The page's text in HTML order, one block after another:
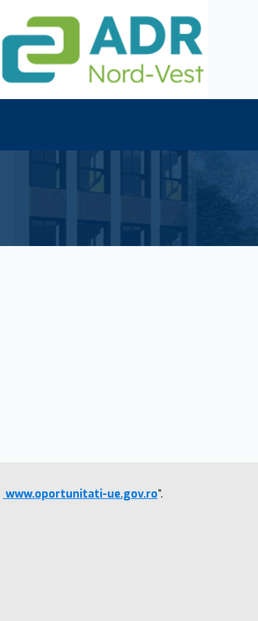
www.oportunitati-ue.gov.ro”.